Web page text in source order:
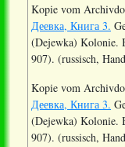
Kopie vom
Деевка, Книга 3.
(Dejewka) Kolonie.
907). (russisch,
Kopie vom
Деевка, Книга 3.
(Dejewka) Kolonie.
907). (russisch,